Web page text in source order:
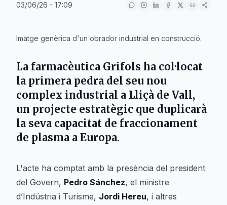
03/06/26 - 17:09
Imatge genèrica d'un obrador industrial en construcció.
La farmacèutica Grifols ha col·locat
la primera pedra del seu nou
complex industrial a Lliçà de Vall,
un projecte estratègic que duplicarà
la seva capacitat de fraccionament
de plasma a Europa.
L'acte ha comptat amb la presència del president
del Govern, Pedro Sánchez, el ministre
d’Indústria i Turisme, Jordi Hereu, i altres